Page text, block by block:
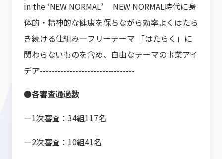
in the ‘NEW NORMAL’ NEW NORMAL時代に身
体的・精神的な健康を保ちながら効率よくはたら
き続ける仕組み―フリーテーマ 「はたらく」に
関わらないものを含め、自由なテーマの事業アイ
デア--------------------------------
●各審査通過数
―1次審査：34組117名
―2次審査：10組41名